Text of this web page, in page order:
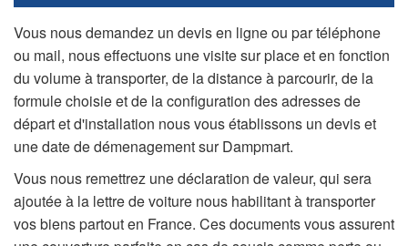
Vous nous demandez un devis en ligne ou par téléphone
ou mail, nous effectuons une visite sur place et en fonction
du volume à transporter, de la distance à parcourir, de la
formule choisie et de la configuration des adresses de
départ et d'installation nous vous établissons un devis et
une date de démenagement sur Dampmart.
Vous nous remettrez une déclaration de valeur, qui sera
ajoutée à la lettre de voiture nous habilitant à transporter
vos biens partout en France. Ces documents vous assurent